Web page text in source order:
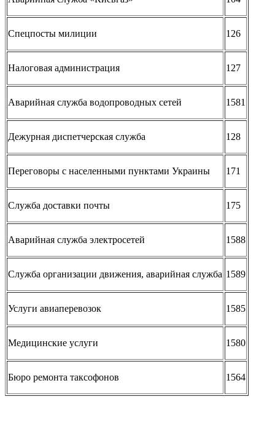
Спецпосты милиции 126
Налоговая администрация 127
Аварийная служба водопроводных сетей 1581
Дежурная диспетчерская служба 128
Переговоры с населенными пунктами Украины 171
Служба доставки почты 175
Аварийная служба электросетей 1588
Служба организации движения, аварийная служба 1589
Услуги авиаперевозок 1585
Медицинские услуги 1580
Бюро ремонта таксофонов 1564